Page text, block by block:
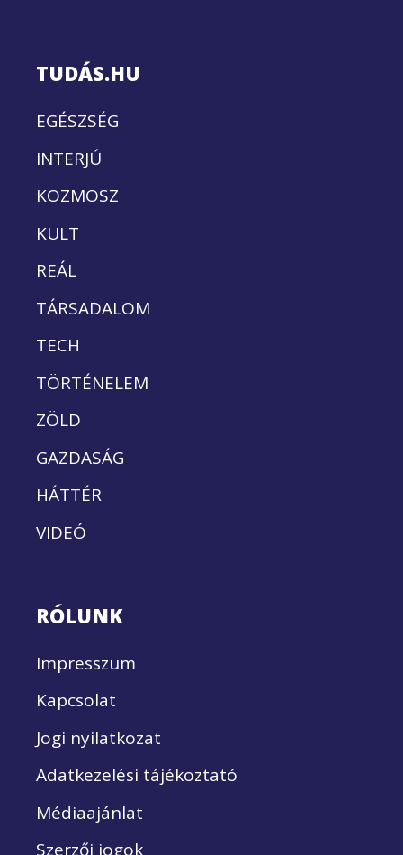
TUDÁS.HU
EGÉSZSÉG
INTERJÚ
KOZMOSZ
KULT
REÁL
TÁRSADALOM
TECH
TÖRTÉNELEM
ZÖLD
GAZDASÁG
HÁTTÉR
VIDEÓ
RÓLUNK
Impresszum
Kapcsolat
Jogi nyilatkozat
Adatkezelési tájékoztató
Médiaajánlat
Szerzői jogok